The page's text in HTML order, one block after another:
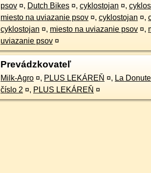
psov ¤, Dutch Bikes ¤, cyklostojan ¤,
miesto na uviazanie psov ¤, cyklostojan ¤,
cyklostojan ¤, miesto na uviazanie psov ¤,
uviazanie psov ¤
Prevádzkovateľ
Milk-Agro ¤, PLUS LEKÁREŇ ¤, La
číslo 2 ¤, PLUS LEKÁREŇ ¤